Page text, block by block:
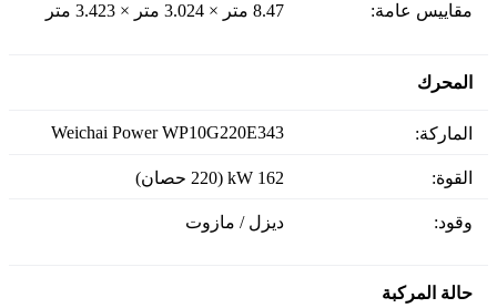
مقاييس عامة: 8.47 متر × 3.024 متر × 3.423 متر
المحرك
الماركة: Weichai Power WP10G220E343
القوة: 162 kW (220 حصان)
وقود: ديزل / مازوت
حالة المركبة